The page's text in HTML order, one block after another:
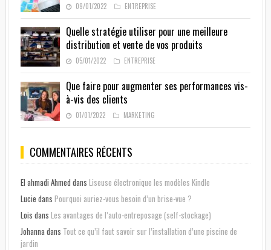
09/01/2022 ENTREPRISE
Quelle stratégie utiliser pour une meilleure
distribution et vente de vos produits
05/01/2022 ENTREPRISE
Que faire pour augmenter ses performances vis-
à-vis des clients
01/01/2022 MARKETING
COMMENTAIRES RÉCENTS
El ahmadi Ahmed dans Liseuse électronique les modèles Kindle
Lucie dans Pourquoi auriez-vous besoin d’un brise-vue ?
Lois dans Les avantages de l’auto-entreposage (self-stockage)
Johanna dans Tout ce qu’il faut savoir sur l’installation d’une piscine de
jardin